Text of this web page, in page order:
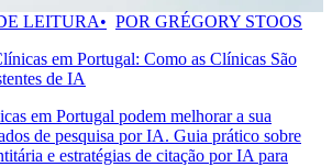
LEITURA
POR GRÉGORY STOOS
em Portugal: Como as Clínicas São
de IA
em Portugal podem melhorar a sua
de pesquisa por IA. Guia prático sobre
e estratégias de citação por IA para